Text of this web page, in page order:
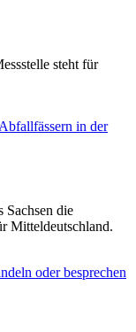
steht für
Sachsen die
Mitteldeutschland.